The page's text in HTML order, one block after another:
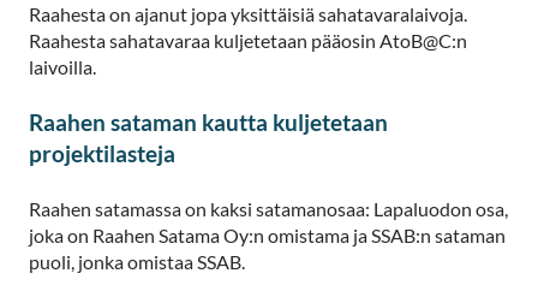
Raahesta on ajanut jopa yksittäisiä sahatavaralaivoja.
Raahesta sahatavaraa kuljetetaan pääosin AtoB@C:n
laivoilla.
Raahen sataman kautta kuljetetaan
projektilasteja
Raahen satamassa on kaksi satamanosaa: Lapaluodon osa,
joka on Raahen Satama Oy:n omistama ja SSAB:n sataman
puoli, jonka omistaa SSAB.